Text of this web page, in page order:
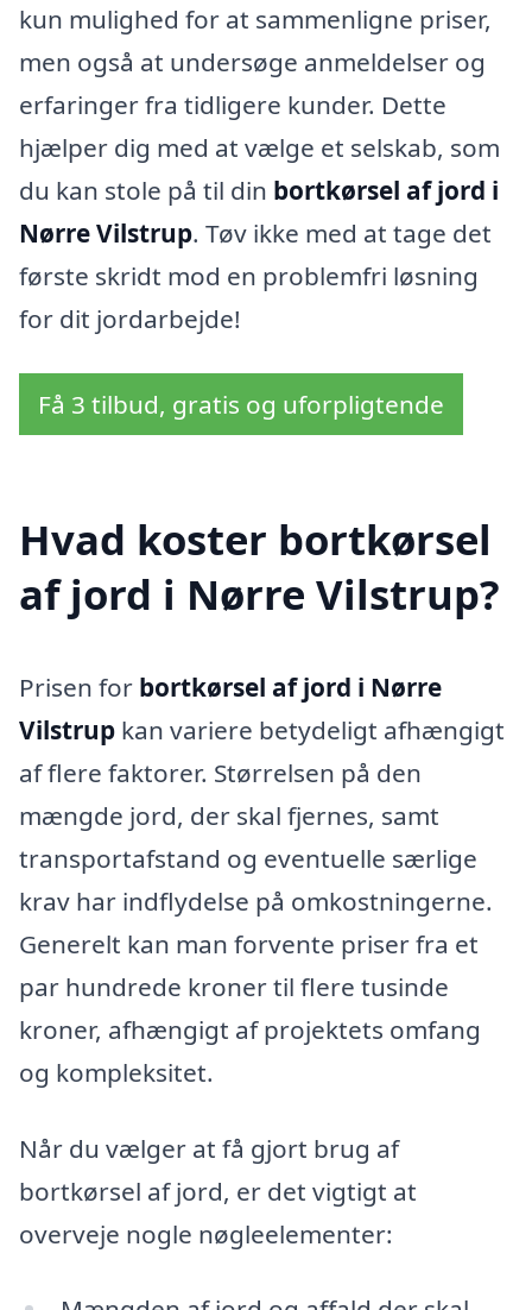
kun mulighed for at sammenligne priser,
men også at undersøge anmeldelser og
erfaringer fra tidligere kunder. Dette
hjælper dig med at vælge et selskab, som
du kan stole på til din bortkørsel af jord i
Nørre Vilstrup. Tøv ikke med at tage det
første skridt mod en problemfri løsning
for dit jordarbejde!
Få 3 tilbud, gratis og uforpligtende
Hvad koster bortkørsel
af jord i Nørre Vilstrup?
Prisen for bortkørsel af jord i Nørre
Vilstrup kan variere betydeligt afhængigt
af flere faktorer. Størrelsen på den
mængde jord, der skal fjernes, samt
transportafstand og eventuelle særlige
krav har indflydelse på omkostningerne.
Generelt kan man forvente priser fra et
par hundrede kroner til flere tusinde
kroner, afhængigt af projektets omfang
og kompleksitet.
Når du vælger at få gjort brug af
bortkørsel af jord, er det vigtigt at
overveje nogle nøgleelementer: